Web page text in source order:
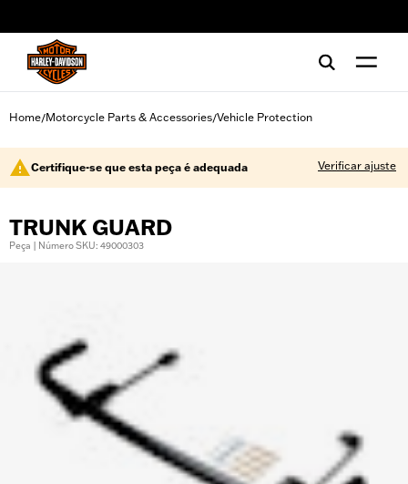
Home/Motorcycle Parts & Accessories/Vehicle Protection
Certifique-se que esta peça é adequada Verificar ajuste
TRUNK GUARD
Peça | Número SKU: 49000303